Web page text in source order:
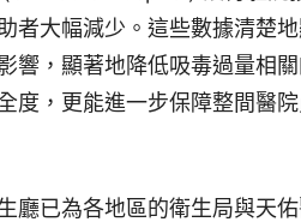
者大幅減少。這些數據清楚
響，顯著地降低吸毒過量相
度，更能進一步保障整間醫
廳已為各地區的衛生局與天